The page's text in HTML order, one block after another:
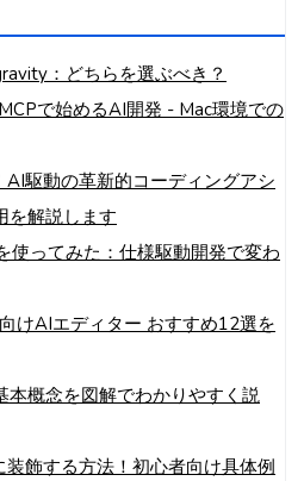
：どちらを選ぶべき？
で始めるAI開発 - Mac環境での
駆動の革新的コーディングアシ
を解説します
使ってみた：仕様駆動開発で変わ
けAIエディター おすすめ12選を
本概念を図解でわかりやすく説
装飾する方法！初心者向け具体例